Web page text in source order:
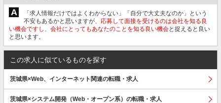
A
「求人情報だけではよくわからない」「自分で大丈夫なのか」という
不安もあるかと思いますが、 応募して面接を受けるのは会社を知る良
い機会ですし、会社にとってもあなたのことを知る良い機会と捉えると良い
と思います。
この求人に似ているものを探す
茨城県×Web、インターネット関連の転職・求人
茨城県×システム開発（Web・オープン系）の転職・求人